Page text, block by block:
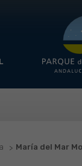
María del Mar